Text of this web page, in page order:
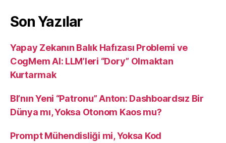
Son Yazılar
Yapay Zekanın Balık Hafızası Problemi ve
CogMem AI: LLM’leri “Dory” Olmaktan
Kurtarmak
BI’nın Yeni “Patronu” Anton: Dashboardsız Bir
Dünya mı, Yoksa Otonom Kaos mu?
Prompt Mühendisliği mi, Yoksa Kod